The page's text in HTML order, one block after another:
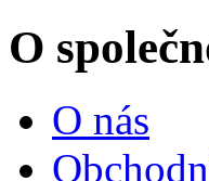
O
O nás